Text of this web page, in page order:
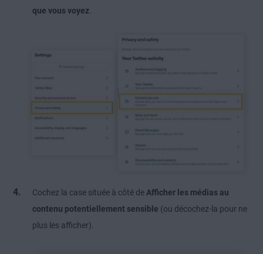
que vous voyez.
Cochez la case située à côté de Afficher les médias au
contenu potentiellement sensible (ou décochez-la pour ne
plus les afficher).